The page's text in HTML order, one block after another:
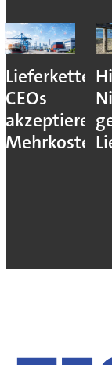
CEOs
akzeptieren
Mehrkosten